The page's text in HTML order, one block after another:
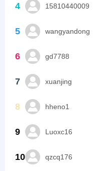
4 15810440009
5 wangyandong
6 gd7788
7 xuanjing
8 hheno1
9 Luoxc16
10 qzcq176